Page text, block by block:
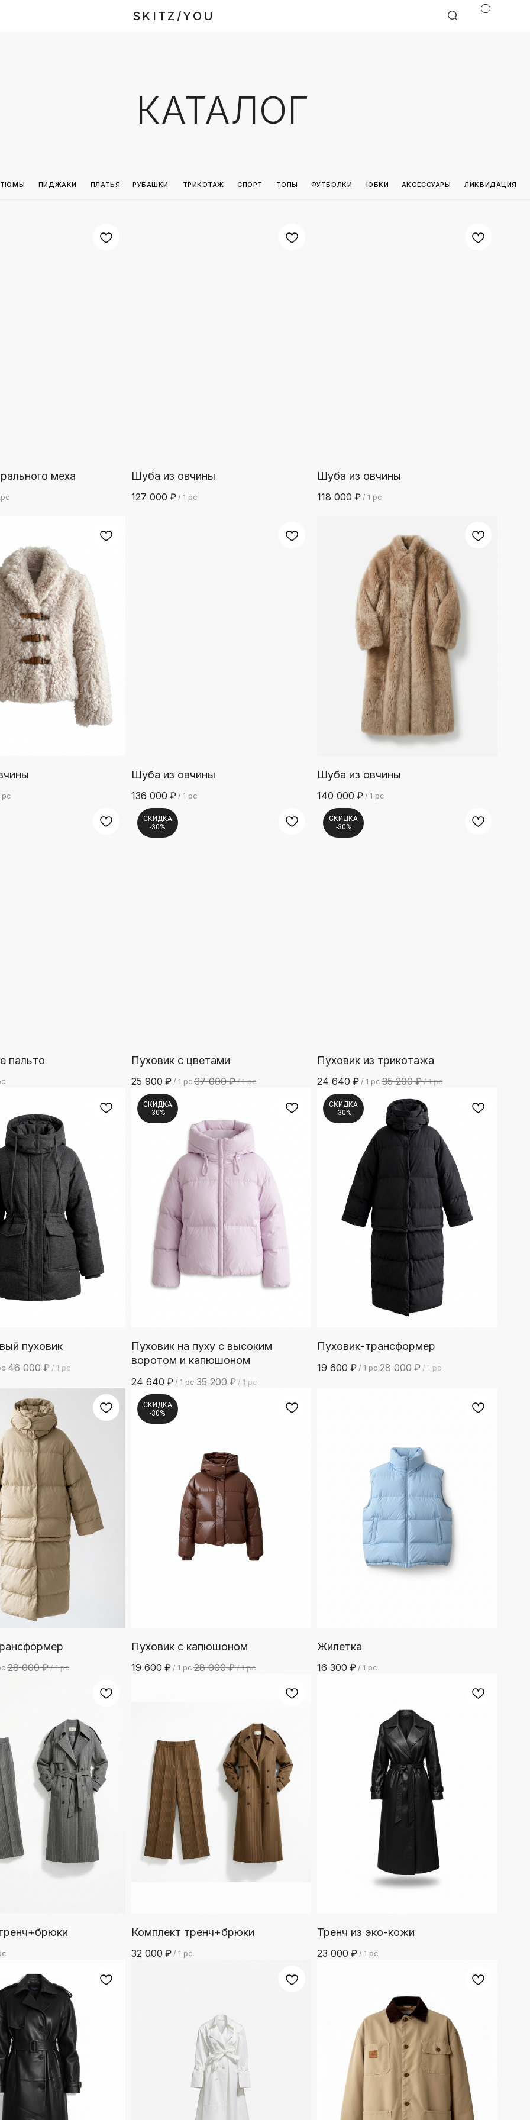
SKITZ/YOU
КАТАЛОГ
меха
pc
Шуба из овчины
127 000 ₽ / 1 pc
Шуба из овчины
118 000 ₽ / 1 pc
pc
Шуба из овчины
136 000 ₽ / 1 pc
Шуба из овчины
140 000 ₽ / 1 pc
пальто
СКИДКА
-30%
Пуховик с цветами
25 900 ₽ / 1 pc 37 000 ₽ / 1 pc
СКИДКА
-30%
Пуховик из трикотажа
24 640 ₽ / 1 pc 35 200 ₽ / 1 pc
пуховик
46 000 ₽ / 1 pc
СКИДКА
-30%
Пуховик на пуху с высоким
воротом и капюшоном
24 640 ₽ / 1 pc 35 200 ₽ / 1 pc
СКИДКА
-30%
Пуховик-трансформер
19 600 ₽ / 1 pc 28 000 ₽ / 1 pc
28 000 ₽ / 1 pc
СКИДКА
-30%
Пуховик с капюшоном
19 600 ₽ / 1 pc 28 000 ₽ / 1 pc
Жилетка
16 300 ₽ / 1 pc
Комплект тренч+брюки
32 000 ₽ / 1 pc
Тренч из эко-кожи
23 000 ₽ / 1 pc